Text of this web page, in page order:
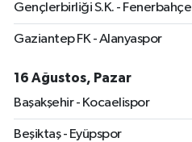
Gençlerbirliği S.K. - Fenerbahçe
Gaziantep FK - Alanyaspor
16 Ağustos, Pazar
Başakşehir - Kocaelispor
Beşiktaş - Eyüpspor